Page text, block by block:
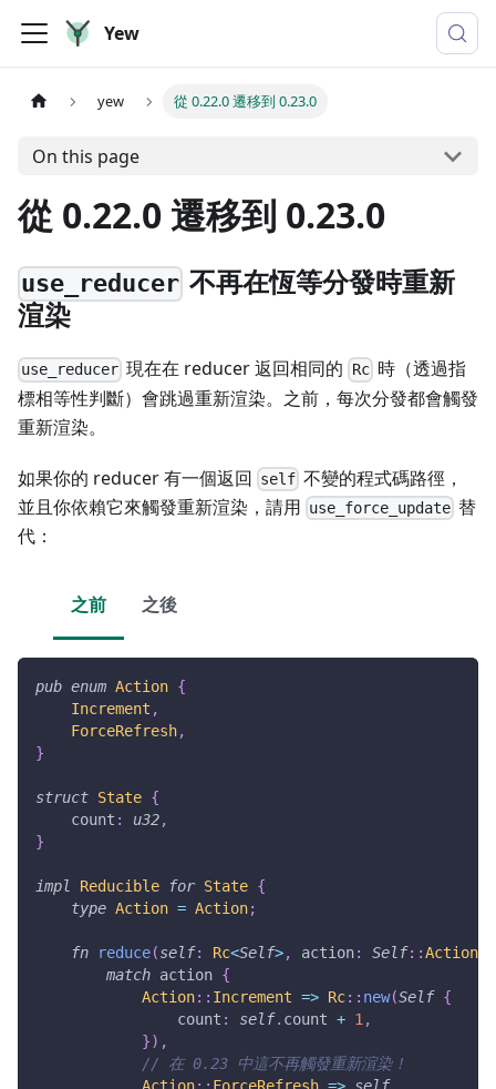
Yew
yew 從 0.22.0 遷移到 0.23.0
On this page
從 0.22.0 遷移到 0.23.0
use_reducer 不再在恆等分發時重新
渲染
use_reducer 現在在 reducer 返回相同的 Rc時（透過指
標相等性判斷）會跳過重新渲染。之前，每次分發都會觸發
重新渲染。
如果你的 reducer 有一個返回 self 不變的程式碼路徑，
並且你依賴它來觸發重新渲染，請用 use_force_update 替
代：
之前 之後
pub enum Action {
Increment ,
ForceRefresh,
}
struct State {
    count
: u32,
}
impl Reducible for State {
type Action = Action;
fn reduce(self: Rc<Self>, action: Self::Action
match action {
Action:: Increment => Rc:: new(Self {
                count
: self. count + 1 ,
}) ,
// 在 0.23 中這不再觸發重新渲染！